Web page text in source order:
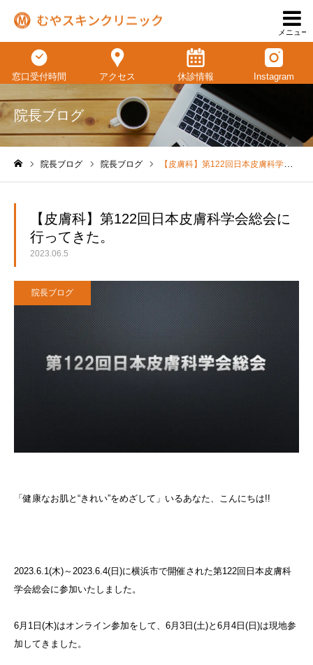
メニュー
窓口受付時間 アクセス 休診情報 Instagram
院長ブログ
院長ブログ 院長ブログ 【皮膚科】第122回日本皮膚科学会総会に行ってきた。
【皮膚科】第122回日本皮膚科学会総会に
行ってきた。
2023.06.5
院長ブログ
「健康なお肌と“きれい”をめざして」いるあなた、こんにちは!!
2023.6.1(木)～2023.6.4(日)に横浜市で開催された第122回日本皮膚科
学会総会に参加いたしました。
6月1日(木)はオンライン参加をして、6月3日(土)と6月4日(日)は現地参
加してきました。